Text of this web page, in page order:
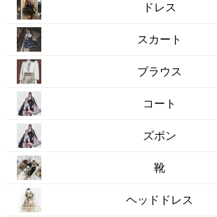
ドレス
スカート
ブラウス
コート
ズボン
靴
ヘッドドレス